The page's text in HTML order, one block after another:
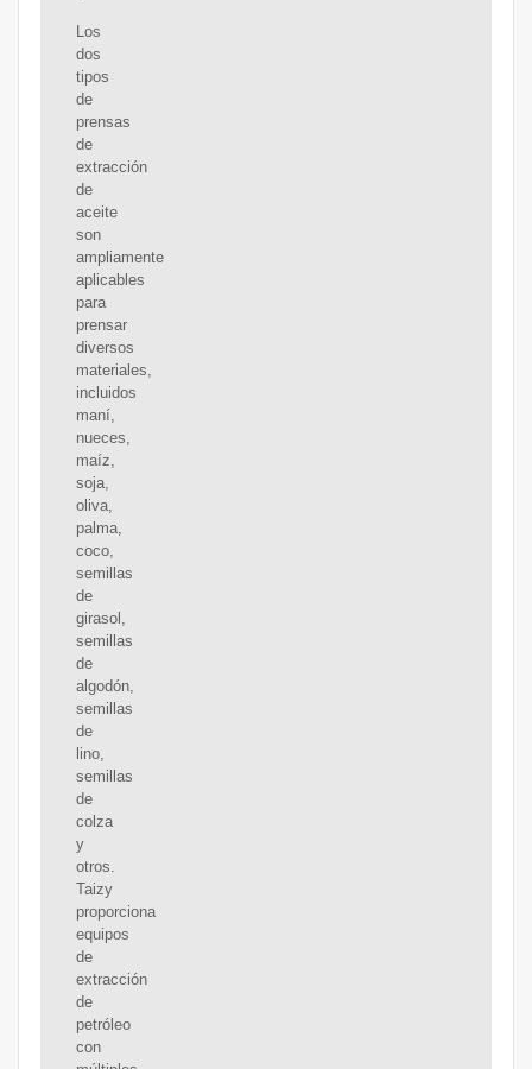
Los
dos
tipos
de
prensas
de
extracción
de
aceite
son
ampliamente
aplicables
para
prensar
diversos
materiales,
incluidos
maní,
nueces,
maíz,
soja,
oliva,
palma,
coco,
semillas
de
girasol,
semillas
de
algodón,
semillas
de
lino,
semillas
de
colza
y
otros.
Taizy
proporciona
equipos
de
extracción
de
petróleo
con